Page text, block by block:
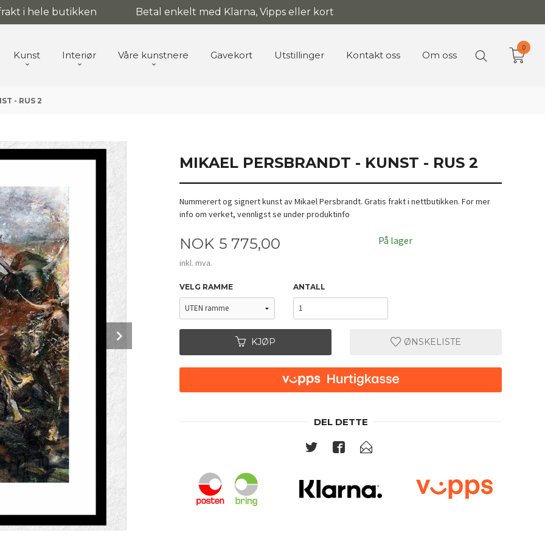
i hele butikken Betal enkelt med Klarna, Vipps eller kort
Kunst Interiør Våre kunstnere Gavekort Utstillinger Kontakt oss Om oss
0
- RUS 2
MIKAEL PERSBRANDT - KUNST - RUS 2
Nummerert og signert kunst av Mikael Persbrandt. Gratis frakt i nettbutikken. For mer
info om verket, vennligst se under produktinfo
Pris
NOK 5 775,00
inkl. mva.
På lager
VELG RAMME ANTALL
KJØP ØNSKELISTE
DEL DETTE